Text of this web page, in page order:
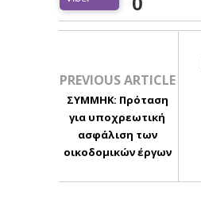
PREVIOUS ARTICLE
ΣΥΜΜΗΚ: Πρόταση
για υποχρεωτική
ασφάλιση των
οικοδομικών έργων